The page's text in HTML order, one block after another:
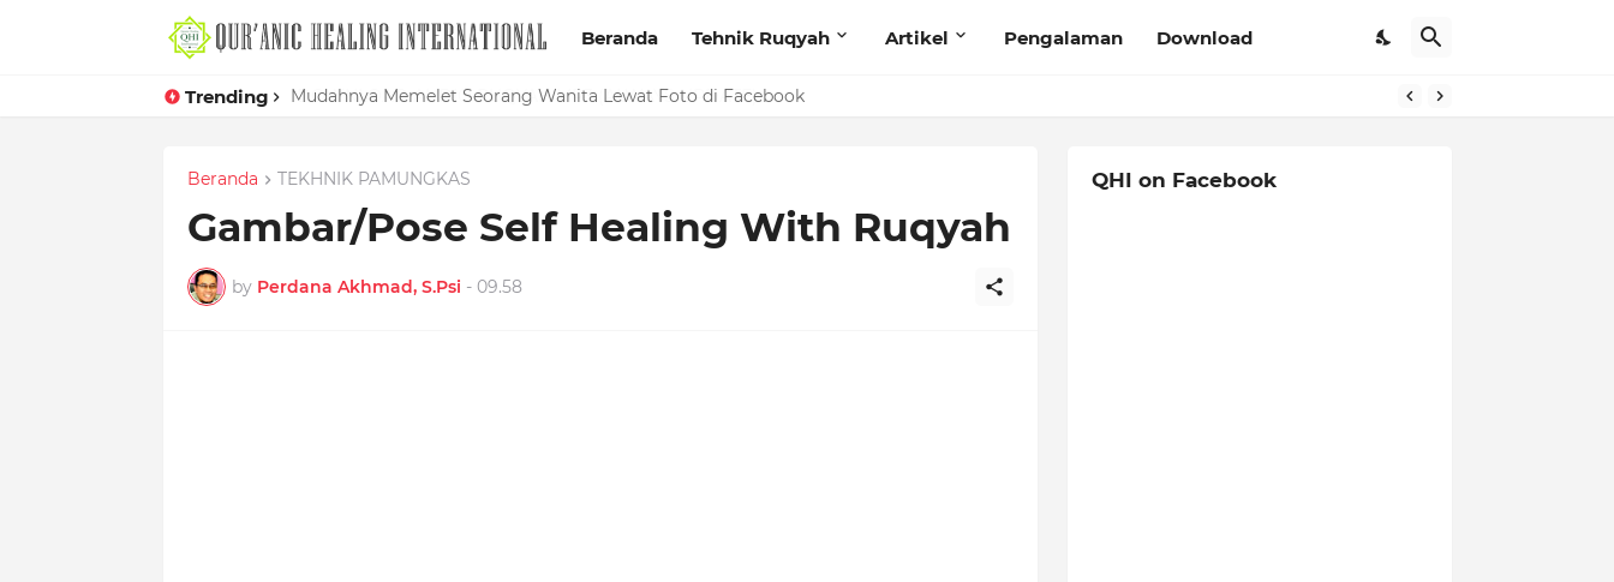
Beranda Tehnik Ruqyah Artikel Pengalaman Download
Trending Mudahnya Memelet Seorang Wanita Lewat Foto di Facebook
Beranda TEKHNIK PAMUNGKAS
Gambar/Pose Self Healing With Ruqyah
by Perdana Akhmad, S.Psi - 09.58
QHI on Facebook